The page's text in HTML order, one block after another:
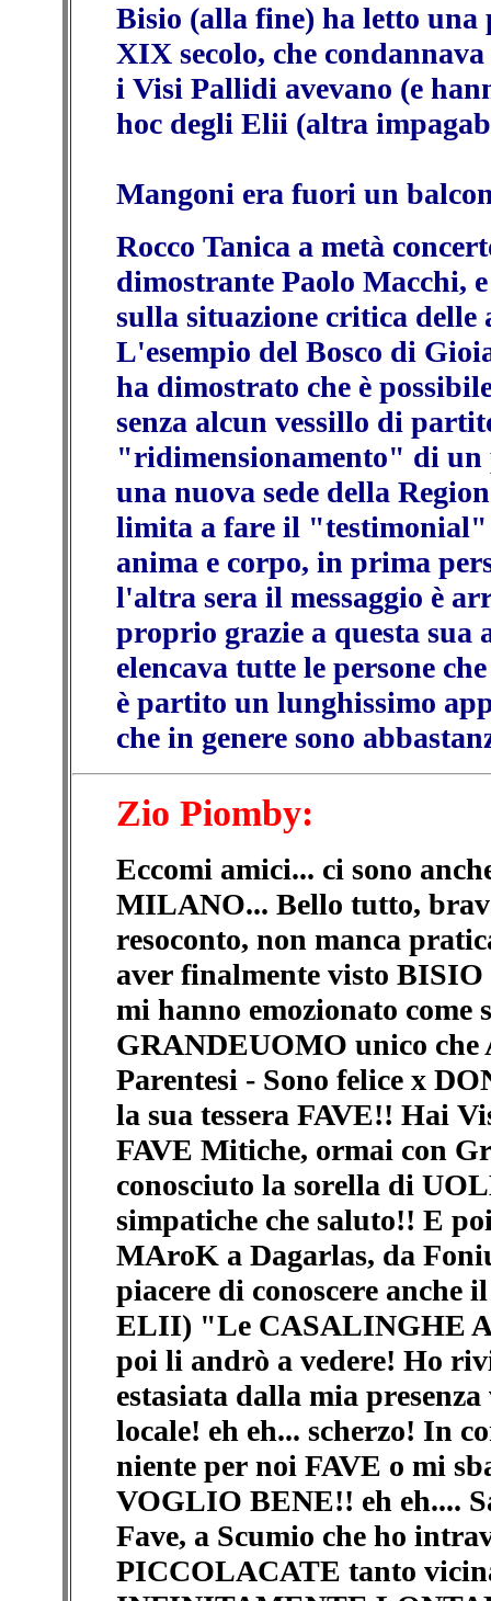
Bisio (alla fine) ha letto una
XIX secolo, che
i Visi Pallidi avevano (e
hoc degli Elii (altra
Mangoni era fuori un
Rocco Tanica a metà
dimostrante Paolo Macchi,
sulla situazione critica delle
L'esempio del Bosco di
ha dimostrato che è
senza alcun vessillo di
"ridimensionamento" di un
una nuova sede della
limita a fare il "testimonial"
anima e corpo, in prima
l'altra sera il messaggio è
proprio grazie a questa sua
elencava tutte le persone
è partito un lunghissimo
che in genere sono
Zio Piomby:
Eccomi amici... ci sono
MILANO... Bello tutto,
resoconto, non manca
aver finalmente visto
mi hanno emozionato come
GRANDEUOMO unico
Parentesi - Sono felice x
la sua tessera FAVE!! Hai
FAVE Mitiche, ormai con
conosciuto la sorella di
simpatiche che saluto!! E
MAroK a Dagarlas, da
piacere di conoscere anche
ELII) "Le CASALINGHE
poi li andrò a vedere! Ho
estasiata dalla mia
locale! eh eh... scherzo! In
niente per noi FAVE o mi
VOGLIO BENE!! eh eh....
Fave, a Scumio che ho
PICCOLACATE tanto